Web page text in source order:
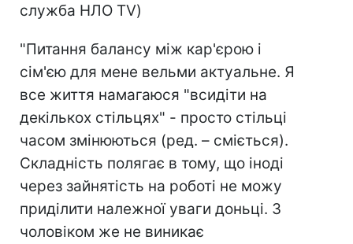
служба НЛО TV)
"Питання балансу між кар'єрою і
сім'єю для мене вельми актуальне. Я
все життя намагаюся "всидіти на
декількох стільцях" - просто стільці
часом змінюються (ред. – сміється).
Складність полягає в тому, що іноді
через зайнятість на роботі не можу
приділити належної уваги доньці. З
чоловіком же не виникає